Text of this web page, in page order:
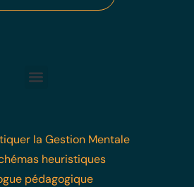
la Gestion Mentale
heuristiques
pédagogique